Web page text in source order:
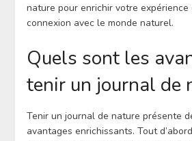
nature pour enrichir votre
connexion avec le monde naturel.
Quels sont les
tenir un journal de
Tenir un journal de nature présente
avantages enrichissants. Tout